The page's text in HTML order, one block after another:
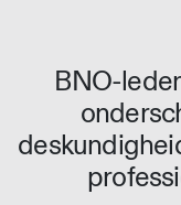
BNO-